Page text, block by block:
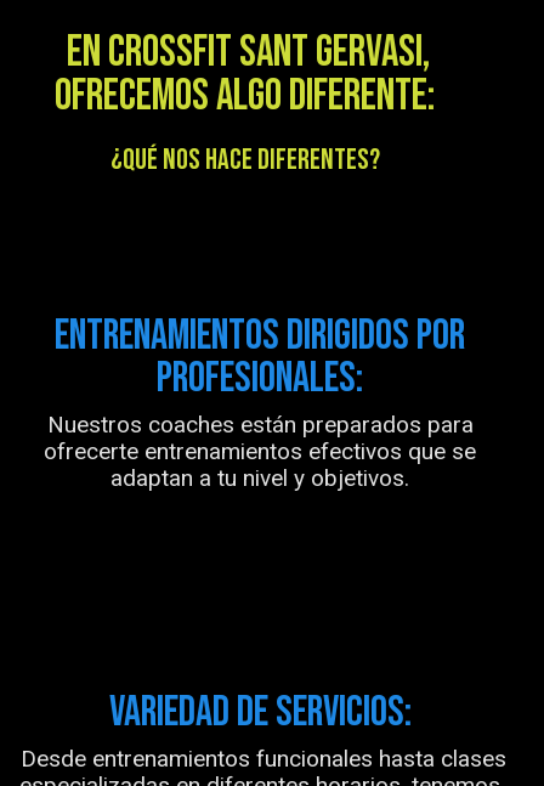
EN CROSSFIT SANT GERVASI,
OFRECEMOS ALGO DIFERENTE:
¿QUÉ NOS HACE DIFERENTES?
ENTRENAMIENTOS DIRIGIDOS POR
PROFESIONALES:
Nuestros coaches están preparados para
ofrecerte entrenamientos efectivos que se
adaptan a tu nivel y objetivos.
VARIEDAD DE SERVICIOS:
Desde entrenamientos funcionales hasta clases